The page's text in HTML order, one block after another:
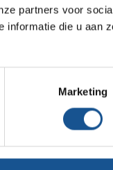
partners voor
informatie die u aan
Marketing
Over VE-
Contact
Ons team
Klantcases
Vacatures